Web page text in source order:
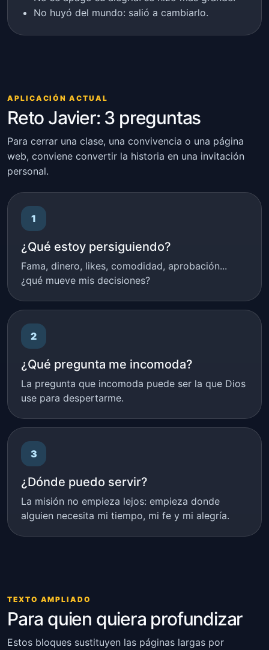
No huyó del mundo: salió a cambiarlo.
APLICACIÓN ACTUAL
Reto Javier: 3 preguntas
Para cerrar una clase, una convivencia o una página
web, conviene convertir la historia en una invitación
personal.
1
¿Qué estoy persiguiendo?
Fama, dinero, likes, comodidad, aprobación...
¿qué mueve mis decisiones?
2
¿Qué pregunta me incomoda?
La pregunta que incomoda puede ser la que Dios
use para despertarme.
3
¿Dónde puedo servir?
La misión no empieza lejos: empieza donde
alguien necesita mi tiempo, mi fe y mi alegría.
TEXTO AMPLIADO
Para quien quiera profundizar
Estos bloques sustituyen las páginas largas por